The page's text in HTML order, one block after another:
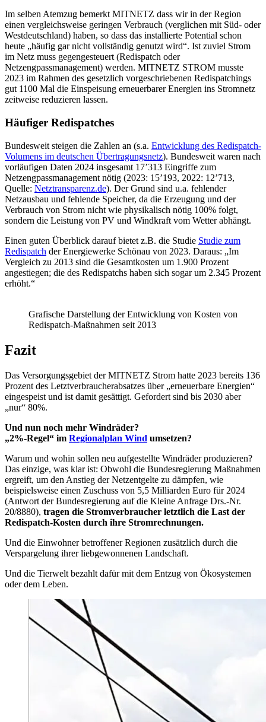
Im selben Atemzug bemerkt MITNETZ dass wir in der Region
einen vergleichsweise geringen Verbrauch (verglichen mit Süd- oder
Westdeutschland) haben, so dass das installierte Potential schon
heute „häufig gar nicht vollständig genutzt wird“. Ist zuviel Strom
im Netz muss gegengesteuert (Redispatch oder
Netzengpassmanagement) werden. MITNETZ STROM musste
2023 im Rahmen des gesetzlich vorgeschriebenen Redispatchings
gut 1100 Mal die Einspeisung erneuerbarer Energien ins Stromnetz
zeitweise reduzieren lassen.
Häufiger Redispatches
Bundesweit steigen die Zahlen an (s.a. Entwicklung des Redispatch-
Volumens im deutschen Übertragungsnetz). Bundesweit waren nach
vorläufigen Daten 2024 insgesamt 17’313 Eingriffe zum
Netzengpassmanagement nötig (2023: 15’193, 2022: 12’713,
Quelle: Netztransparenz.de). Der Grund sind u.a. fehlender
Netzausbau und fehlende Speicher, da die Erzeugung und der
Verbrauch von Strom nicht wie physikalisch nötig 100% folgt,
sondern die Leistung von PV und Windkraft vom Wetter abhängt.
Einen guten Überblick darauf bietet z.B. die Studie Studie zum
Redispatch der Energiewerke Schönau von 2023. Daraus: „Im
Vergleich zu 2013 sind die Gesamtkosten um 1.900 Prozent
angestiegen; die des Redispatchs haben sich sogar um 2.345 Prozent
erhöht.“
Grafische Darstellung der Entwicklung von Kosten von
Redispatch-Maßnahmen seit 2013
Fazit
Das Versorgungsgebiet der MITNETZ Strom hatte 2023 bereits 136
Prozent des Letztverbraucherabsatzes über „erneuerbare Energien“
eingespeist und ist damit gesättigt. Gefordert sind bis 2030 aber
„nur“ 80%.
Und nun noch mehr Windräder?
„2%-Regel“ im Regionalplan Wind umsetzen?
Warum und wohin sollen neu aufgestellte Windräder produzieren?
Das einzige, was klar ist: Obwohl die Bundesregierung Maßnahmen
ergreift, um den Anstieg der Netzentgelte zu dämpfen, wie
beispielsweise einen Zuschuss von 5,5 Milliarden Euro für 2024
(Antwort der Bundesregierung auf die Kleine Anfrage Drs.-Nr.
20/8880), tragen die Stromverbraucher letztlich die Last der
Redispatch-Kosten durch ihre Stromrechnungen.
Und die Einwohner betroffener Regionen zusätzlich durch die
Verspargelung ihrer liebgewonnenen Landschaft.
Und die Tierwelt bezahlt dafür mit dem Entzug von Ökosystemen
oder dem Leben.